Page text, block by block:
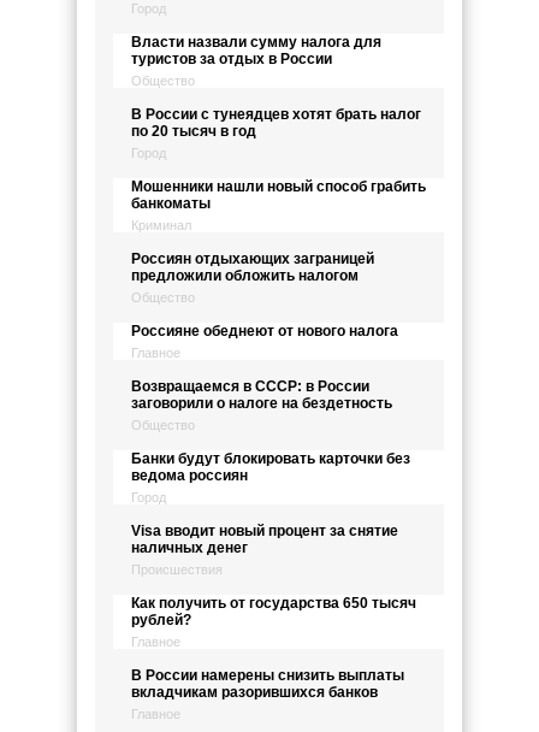
Город
Власти назвали сумму налога для
туристов за отдых в России
Общество
В России с тунеядцев хотят брать налог
по 20 тысяч в год
Город
Мошенники нашли новый способ грабить
банкоматы
Криминал
Россиян отдыхающих заграницей
предложили обложить налогом
Общество
Россияне обеднеют от нового налога
Главное
Возвращаемся в СССР: в России
заговорили о налоге на бездетность
Общество
Банки будут блокировать карточки без
ведома россиян
Город
Visa вводит новый процент за снятие
наличных денег
Происшествия
Как получить от государства 650 тысяч
рублей?
Главное
В России намерены снизить выплаты
вкладчикам разорившихся банков
Главное